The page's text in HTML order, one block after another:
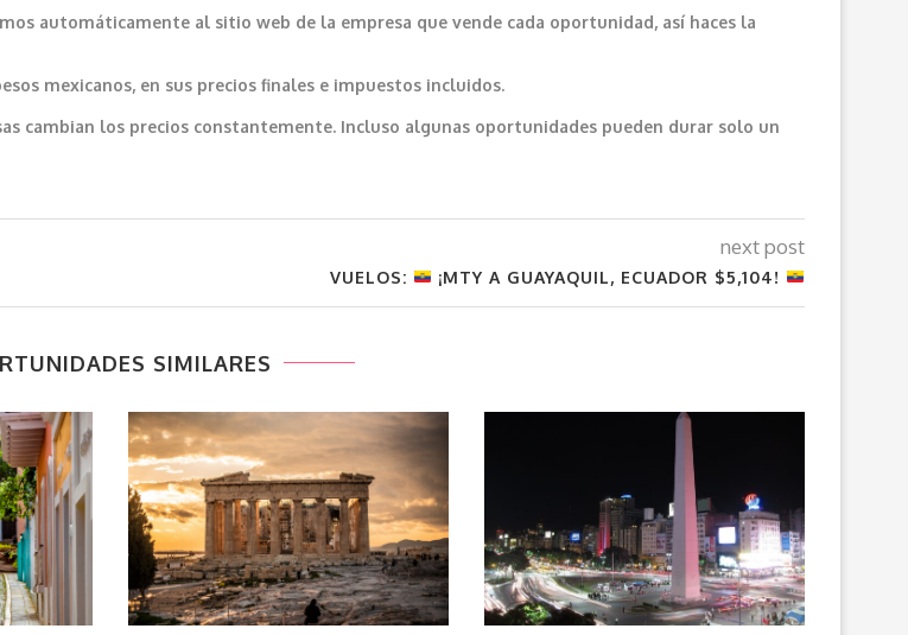
automáticamente al sitio web de la empresa que vende cada oportunidad, así haces la
mexicanos, en sus precios finales e impuestos incluidos.
cambian los precios constantemente. Incluso algunas oportunidades pueden durar solo un
next post
VUELOS: ¡MTY A GUAYAQUIL, ECUADOR $5,104!
SIMILARES